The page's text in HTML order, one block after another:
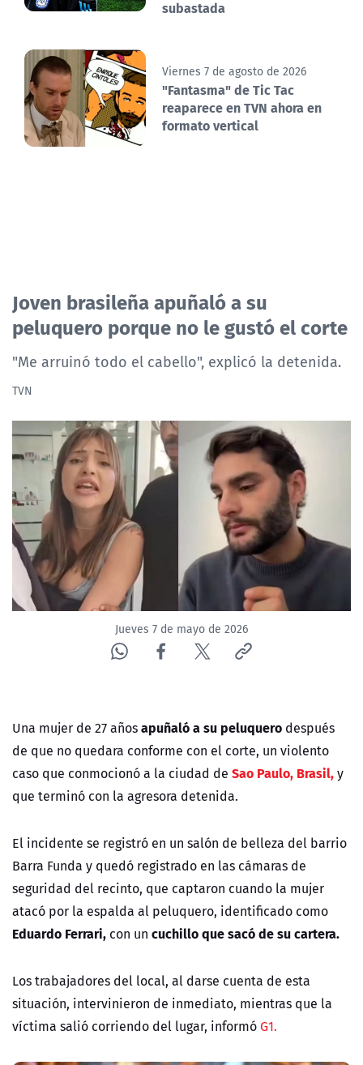
subastada
Viernes 7 de agosto de 2026
"Fantasma" de Tic Tac
reaparece en TVN ahora en
formato vertical
Joven brasileña apuñaló a su
peluquero porque no le gustó el corte
"Me arruinó todo el cabello", explicó la detenida.
TVN
Jueves 7 de mayo de 2026
Una mujer de 27 añosapuñaló a su peluquero después
de que no quedara conforme con el corte, un violento
caso que conmocionó a la ciudad de Sao Paulo, Brasil,y
que terminó con la agresora detenida.
El incidente se registró en un salón de belleza del barrio
Barra Funda y quedó registrado en las cámaras de
seguridad del recinto, que captaron cuando la mujer
atacó por la espalda al peluquero, identificado como
Eduardo Ferrari, con un cuchillo que sacó de su cartera.
Los trabajadores del local, al darse cuenta de esta
situación, intervinieron de inmediato, mientras que la
víctima salió corriendo del lugar, informóG1.